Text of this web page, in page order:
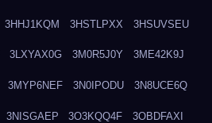
3HHJ1KQM 3HSTLPXX 3HSUVSEU
3LXYAX0G 3M0R5J0Y 3ME42K9J
3MYP6NEF 3N0IPODU 3N8UCE6Q
3NISGAEP 3O3KQQ4F 3OBDFAXI